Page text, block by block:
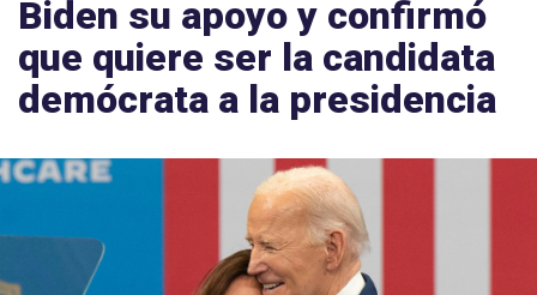
Biden su apoyo y confirmó
que quiere ser la candidata
demócrata a la presidencia